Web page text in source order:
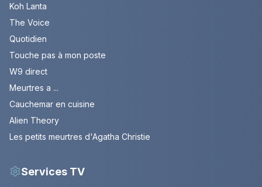
Koh Lanta
The Voice
Quotidien
Touche pas à mon poste
W9 direct
Meurtres a ...
Cauchemar en cuisine
Alien Theory
Les petits meurtres d'Agatha Christie
Services TV